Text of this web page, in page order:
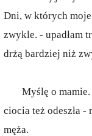
Dni, w których
zwykle. - upadłam
drżą bardziej niż
Myślę o
ciocia też odeszła
męża.